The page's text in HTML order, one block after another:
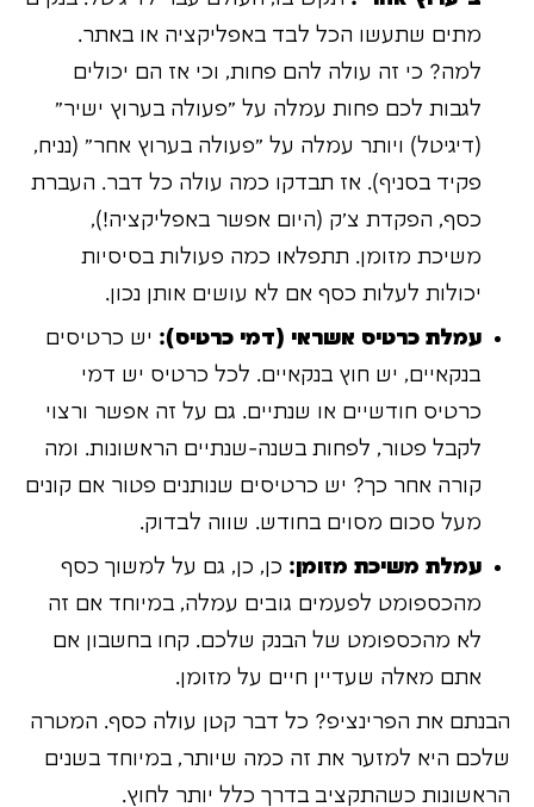
מתים שתעשו הכל לבד באפליקציה או באתר.
למה? כי זה עולה להם פחות, וכי אז הם יכולים
לגבות לכם פחות עמלה על "פעולה בערוץ ישיר"
(דיגיטל) ויותר עמלה על "פעולה בערוץ אחר" (נניח,
פקיד בסניף). אז תבדקו כמה עולה כל דבר. העברת
כסף, הפקדת צ'ק (היום אפשר באפליקציה!),
משיכת מזומן. תתפלאו כמה פעולות בסיסיות
יכולות לעלות כסף אם לא עושים אותן נכון.
עמלת כרטיס אשראי (דמי כרטיס): יש כרטיסים
בנקאיים, יש חוץ בנקאיים. לכל כרטיס יש דמי
כרטיס חודשיים או שנתיים. גם על זה אפשר ורצוי
לקבל פטור, לפחות בשנה-שנתיים הראשונות. ומה
קורה אחר כך? יש כרטיסים שנותנים פטור אם קונים
מעל סכום מסוים בחודש. שווה לבדוק.
עמלת משיכת מזומן: כן, כן, גם על למשוך כסף
מהכספומט לפעמים גובים עמלה, במיוחד אם זה
לא מהכספומט של הבנק שלכם. קחו בחשבון אם
אתם מאלה שעדיין חיים על מזומן.
הבנתם את הפרינציפ? כל דבר קטן עולה כסף. המטרה
שלכם היא למזער את זה כמה שיותר, במיוחד בשנים
הראשונות כשהתקציב בדרך כלל יותר לחוץ.